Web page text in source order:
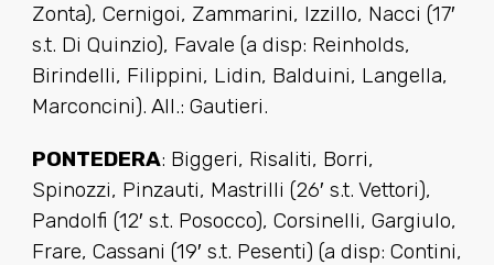
Zonta), Cernigoi, Zammarini, Izzillo, Nacci (17′
s.t. Di Quinzio), Favale (a disp: Reinholds,
Birindelli, Filippini, Lidin, Balduini, Langella,
Marconcini). All.: Gautieri.
PONTEDERA: Biggeri, Risaliti, Borri,
Spinozzi, Pinzauti, Mastrilli (26′ s.t. Vettori),
Pandolfi (12′ s.t. Posocco), Corsinelli, Gargiulo,
Frare, Cassani (19′ s.t. Pesenti) (a disp: Contini,